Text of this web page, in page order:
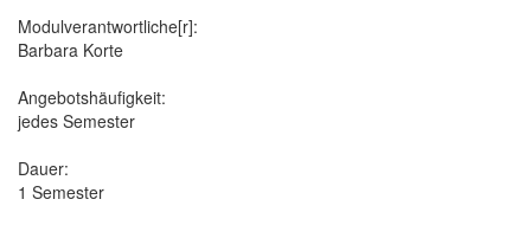
Modulverantwortliche[r]:
Barbara Korte
Angebotshäufigkeit:
jedes Semester
Dauer:
1 Semester